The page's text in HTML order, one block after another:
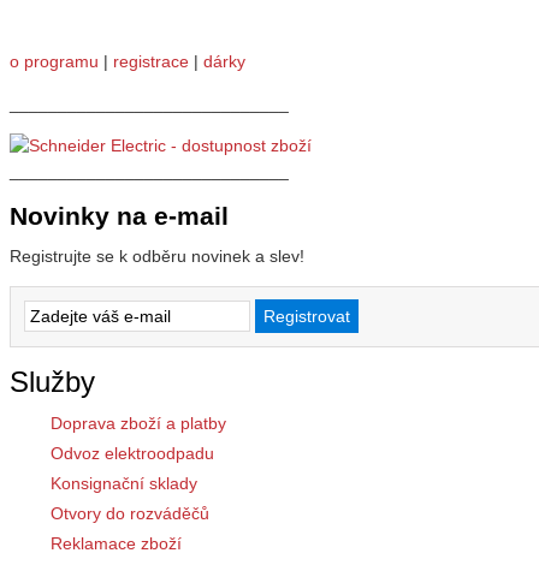
o programu | registrace | dárky
Novinky na e-mail
Registrujte se k odběru novinek a slev!
Služby
Doprava zboží a platby
Odvoz elektroodpadu
Konsignační sklady
Otvory do rozváděčů
Reklamace zboží